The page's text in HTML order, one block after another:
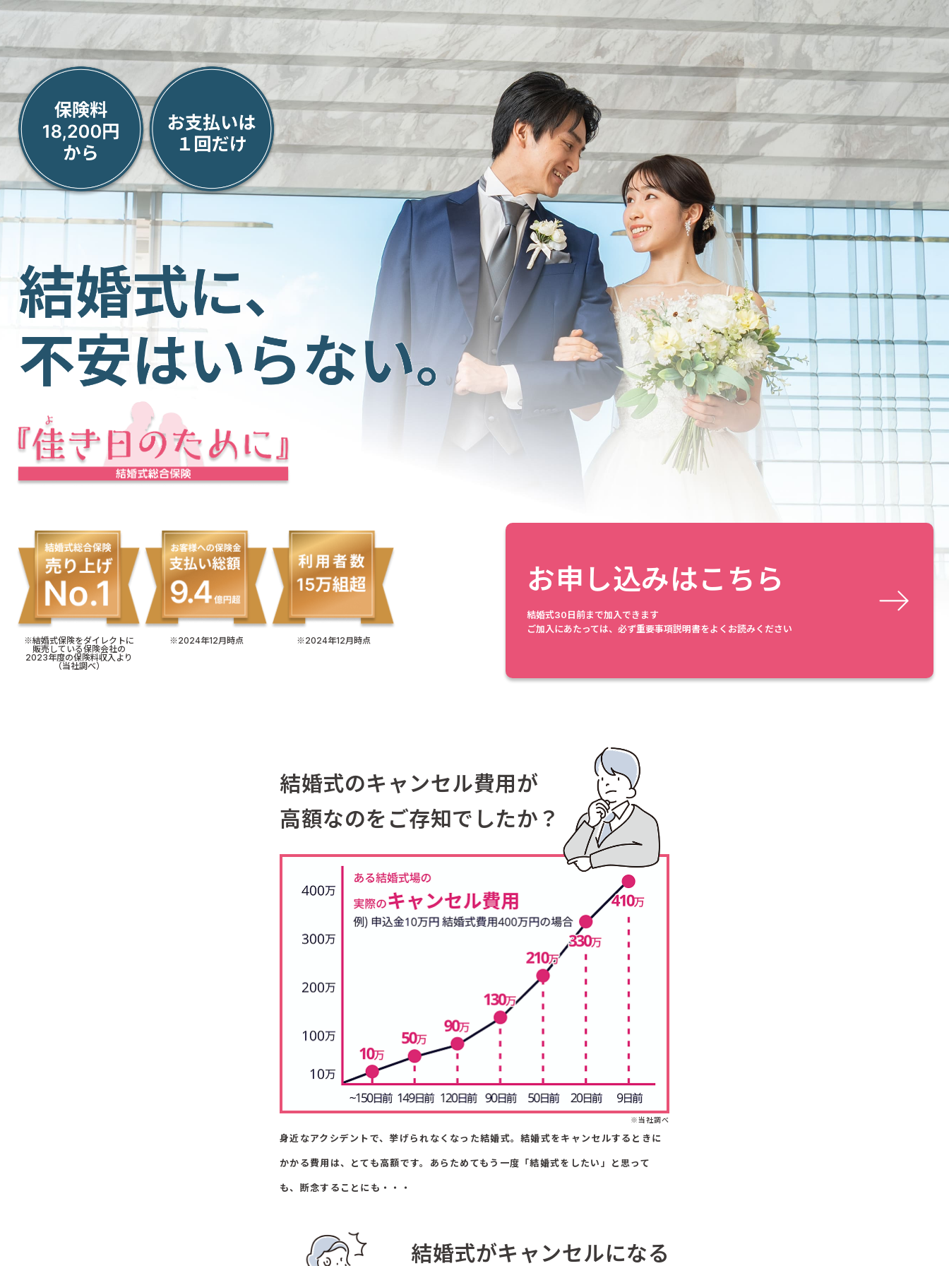
※結婚式保険をダイレクトに
販売している保険会社の
2023年度の保険料収入より
（当社調べ）
※2024年12月時点 ※2024年12月時点
お申し込みはこちら
結婚式30日前まで加入できます
ご加入にあたっては、必ず重要事項説明書をよくお読みください
結婚式のキャンセル費用が
高額なのをご存知でしたか？
※当社調べ
身近なアクシデントで、挙げられなくなった結婚式。結婚式をキャンセルするときに
かかる費用は、とても高額です。あらためてもう一度「結婚式をしたい」と思って
も、断念することにも・・・
結婚式がキャンセルになる